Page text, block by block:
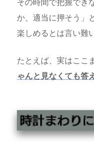
その時間で把握でき
か、適当に押そう」
楽しめるとは言い難
たとえば、実はここ
ゃんと見なくても答